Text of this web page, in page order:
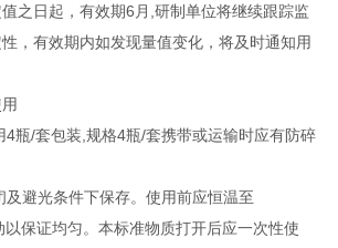
之日起，有效期6月,研制单位将继续跟踪监
，有效期内如发现量值变化，将及时通知用
4瓶/套包装,规格4瓶/套携带或运输时应有防碎
及避光条件下保存。使用前应恒温至
保证均匀。本标准物质打开后应一次性使